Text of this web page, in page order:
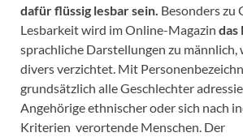
dafür flüssig lesbar sein. Besonders zu
Lesbarkeit wird im Online-Magazin das
sprachliche Darstellungen zu männlich,
divers verzichtet. Mit
grundsätzlich alle Geschlechter
Angehörige ethnischer oder sich nach
Kriterien verortende Menschen. Der